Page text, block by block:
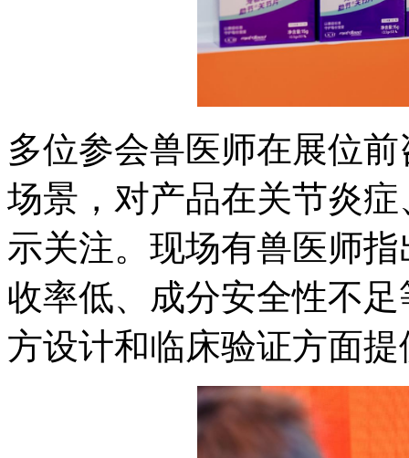
多位参会兽医师在展位
场景，对产品在关节炎
示关注。现场有兽医师
收率低、成分安全性不
方设计和临床验证方面